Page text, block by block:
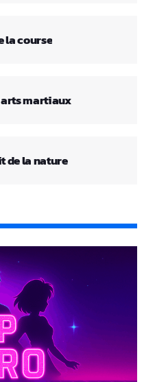
la course
arts martiaux
de la nature